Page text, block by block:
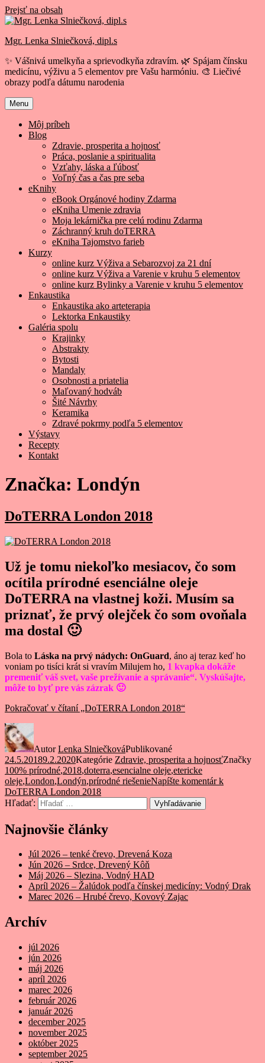
Prejsť na obsah
Mgr. Lenka Slniečková, dipl.s
✨ Vášnivá umelkyňa a sprievodkyňa zdravím. 🌿 Spájam čínsku
medicínu, výživu a 5 elementov pre Vašu harmóniu. 🎨 Liečivé
obrazy podľa dátumu narodenia
Menu
Môj príbeh
Blog
Zdravie, prosperita a hojnosť
Práca, poslanie a spiritualita
Vzťahy, láska a ľúbosť
Voľný čas a čas pre seba
eKnihy
eBook Orgánové hodiny Zdarma
eKniha Umenie zdravia
Moja lekárnička pre celú rodinu Zdarma
Záchranný kruh doTERRA
eKniha Tajomstvo farieb
Kurzy
online kurz Výživa a Sebarozvoj za 21 dní
online kurz Výživa a Varenie v kruhu 5 elementov
online kurz Bylinky a Varenie v kruhu 5 elementov
Enkaustika
Enkaustika ako arteterapia
Lektorka Enkaustiky
Galéria spolu
Krajinky
Abstrakty
Bytosti
Mandaly
Osobnosti a priatelia
Maľovaný hodváb
Šité Návrhy
Keramika
Zdravé pokrmy podľa 5 elementov
Výstavy
Recepty
Kontakt
Značka: Londýn
DoTERRA London 2018
Už je tomu niekoľko mesiacov, čo som
ocítila prírodné esenciálne oleje
DoTERRA na vlastnej koži. Musím sa
priznať, že prvý olejček čo som ovoňala
ma dostal 🙂
Bola to Láska na prvý nádych: OnGuard, áno aj teraz keď ho
voniam po tisíci krát si vravím Milujem ho, 1 kvapka dokáže
premeniť váš svet, vaše prežívanie a správanie“. Vyskúšajte,
môže to byť pre vás zázrak 🙂
Pokračovať v čítaní„DoTERRA London 2018“
AutorLenka SlniečkováPublikované
24.5.20189.2.2020Kategórie Zdravie, prosperita a hojnosťZnačky
100% prírodné,2018,doterra,esencialne oleje,etericke
oleje,London,Londýn,prírodné riešenieNapíšte komentárk
DoTERRA London 2018
Hľadať:
Vyhľadávanie
Najnovšie články
Júl 2026 – tenké črevo, Drevená Koza
Jún 2026 – Srdce, Drevený Kôň
Máj 2026 – Slezina, Vodný HAD
Apríl 2026 – Žalúdok podľa čínskej medicíny: Vodný Drak
Marec 2026 – Hrubé črevo, Kovový Zajac
Archív
júl 2026
jún 2026
máj 2026
apríl 2026
marec 2026
február 2026
január 2026
december 2025
november 2025
október 2025
september 2025